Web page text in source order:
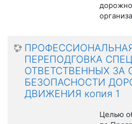
ПЕРЕПОДГОВКА
ОТВЕТСТВЕННЫХ ЗА
БЕЗОПАСНОСТИ
ДВИЖЕНИЯ копия 1
Целью